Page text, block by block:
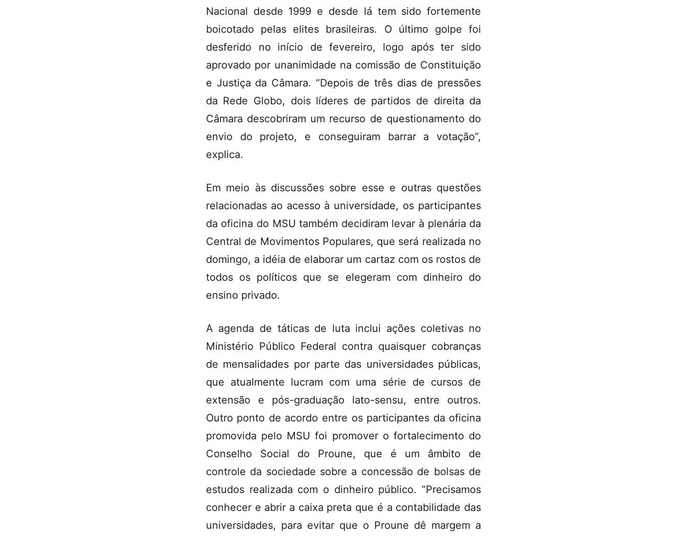
Nacional desde 1999 e desde lá tem sido fortemente
boicotado pelas elites brasileiras. O último golpe foi
desferido no início de fevereiro, logo após ter sido
aprovado por unanimidade na comissão de Constituição
e Justiça da Câmara. “Depois de três dias de pressões
da Rede Globo, dois líderes de partidos de direita da
Câmara descobriram um recurso de questionamento do
envio do projeto, e conseguiram barrar a votação”,
explica.
Em meio às discussões sobre esse e outras questões
relacionadas ao acesso à universidade, os participantes
da oficina do MSU também decidiram levar à plenária da
Central de Movimentos Populares, que será realizada no
domingo, a idéia de elaborar um cartaz com os rostos de
todos os políticos que se elegeram com dinheiro do
ensino privado.
A agenda de táticas de luta inclui ações coletivas no
Ministério Público Federal contra quaisquer cobranças
de mensalidades por parte das universidades públicas,
que atualmente lucram com uma série de cursos de
extensão e pós-graduação lato-sensu, entre outros.
Outro ponto de acordo entre os participantes da oficina
promovida pelo MSU foi promover o fortalecimento do
Conselho Social do Proune, que é um âmbito de
controle da sociedade sobre a concessão de bolsas de
estudos realizada com o dinheiro público. “Precisamos
conhecer e abrir a caixa preta que é a contabilidade das
universidades, para evitar que o Proune dê margem a